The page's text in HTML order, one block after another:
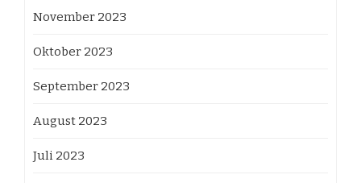
November 2023
Oktober 2023
September 2023
August 2023
Juli 2023